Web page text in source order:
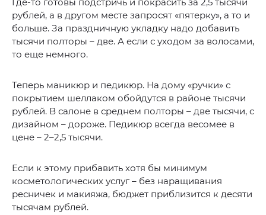
рублей, а в другом месте запросят «пятерку», а то и
больше. За праздничную укладку надо добавить
тысячи полторы – две. А если с уходом за волосами,
то еще немного.
Теперь маникюр и педикюр. На дому «ручки» с
покрытием шеллаком обойдутся в районе тысячи
рублей. В салоне в среднем полторы – две тысячи, с
дизайном – дороже. Педикюр всегда весомее в
цене – 2–2,5 тысячи.
Если к этому прибавить хотя бы минимум
косметологических услуг – без наращивания
ресничек и макияжа, бюджет приблизится к десяти
тысячам рублей.